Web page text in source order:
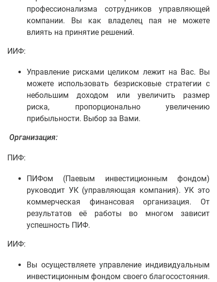
профессионализма сотрудников управляющей
компании. Вы как владелец пая не можете
влиять на принятие решений.
ИИФ:
Управление рисками целиком лежит на Вас. Вы
можете использовать безрисковые стратегии с
небольшим доходом или увеличить размер
риска, пропорционально увеличению
прибыльности. Выбор за Вами.
Организация:
ПИФ:
ПИФом (Паевым инвестиционным фондом)
руководит УК (управляющая компания). УК это
коммерческая финансовая организация. От
результатов её работы во многом зависит
успешность ПИФ.
ИИФ:
Вы осуществляете управление индивидуальным
инвестиционным фондом своего благосостояния.